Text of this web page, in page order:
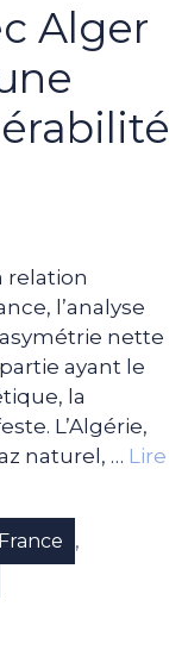
Alger
relation
l’analyse
nette
ayant le
la
L’Algérie,
naturel, … Lire
France ,